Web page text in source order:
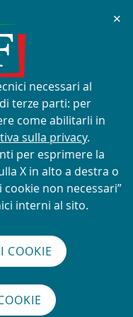
utilizzo
del logo
Cerca
nel
✕
necessari al
terze parti: per
come abilitarli in
sulla privacy.
per esprimere la
X in alto a destra o
non necessari”
interni al sito.
COOKIE